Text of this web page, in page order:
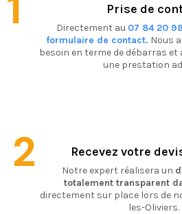
Prise de
Directement au 07 84 20
formulaire de contact. Nous
besoin en terme de débarras
une prestation
Recevez votre
Notre expert réalisera un
totalement transparent
directement sur place lors de
les-Oliviers.
2